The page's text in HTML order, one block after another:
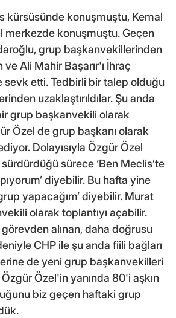
kürsüsünde konuşmuştu, Kemal
merkezde konuşmuştu. Geçen
grup başkanvekillerinden
ve Ali Mahir Başarır'ı İhraç
sevk etti. Tedbirli bir talep olduğu
uzaklaştırıldılar. Şu anda
grup başkanvekili olarak
Özel de grup başkanı olarak
Dolayısıyla Özgür Özel
sürdürdüğü sürece ‘Ben Meclis’te
diyebilir. Bu hafta yine
yapacağım’ diyebilir. Murat
olarak toplantıyı açabilir.
alınan, daha doğrusu
CHP ile şu anda fiili bağları
de yeni grup başkanvekilleri
Özel'in yanında 80'i aşkın
biz geçen haftaki grup